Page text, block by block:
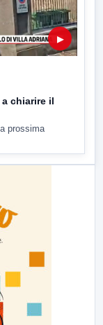
▶
chiarire il
prossima